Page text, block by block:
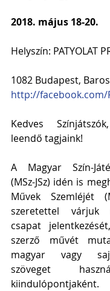
2018. május 18-20.
Helyszín: PATYOLAT
1082 Budapest,
http://facebook.com/
Kedves
leendő tagjaink!
A Magyar Szín-
(MSz-JSz) idén is
Művek Szemléjét
szeretettel várjuk
csapat
szerző művét
magyar vagy
szöveget
kiindulópontjaként.